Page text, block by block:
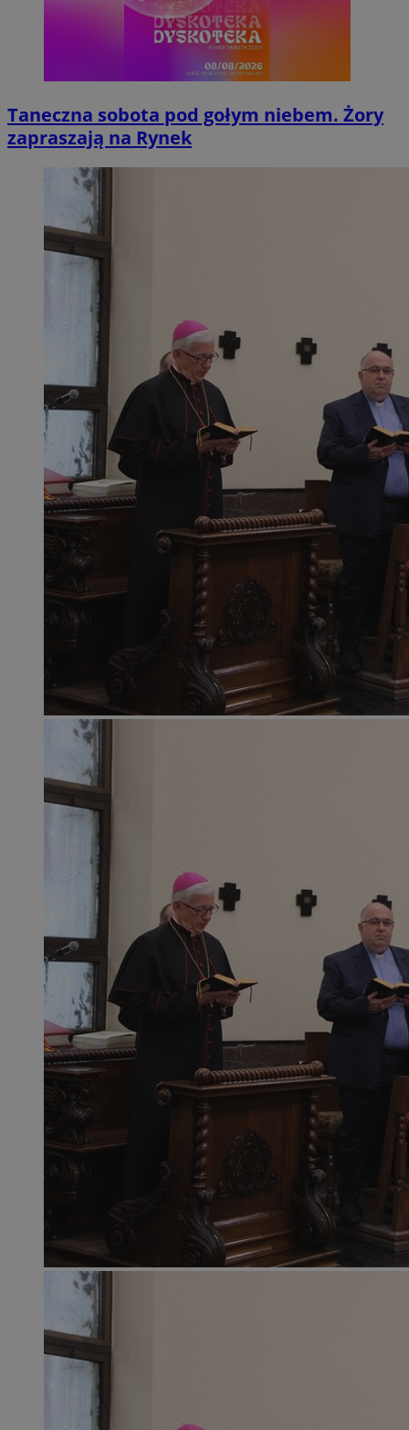
Taneczna sobota pod gołym niebem. Żory
zapraszają na Rynek